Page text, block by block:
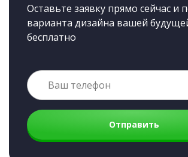
Оставьте заявку прямо сейчас и
варианта дизайна вашей
бесплатно
Отправить